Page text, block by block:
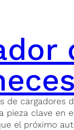
de cargadores
pieza clave en
el próximo